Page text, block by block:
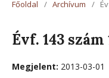
Főoldal / Archívum /
Évf. 143 szám
Megjelent: 2013-03-01